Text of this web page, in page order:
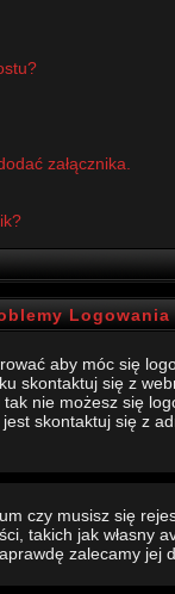
załącznika.
aby móc się
skontaktuj się z
nie możesz się
skontaktuj się z
czy musisz się
takich jak własny
zalecamy jej